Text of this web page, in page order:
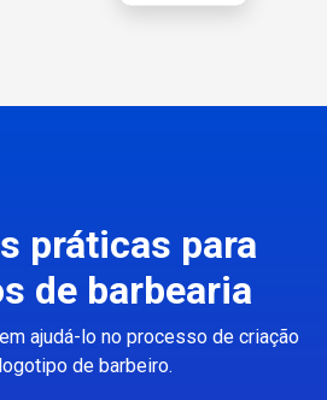
práticas para
de barbearia
ajudá-lo no processo de criação
de barbeiro.